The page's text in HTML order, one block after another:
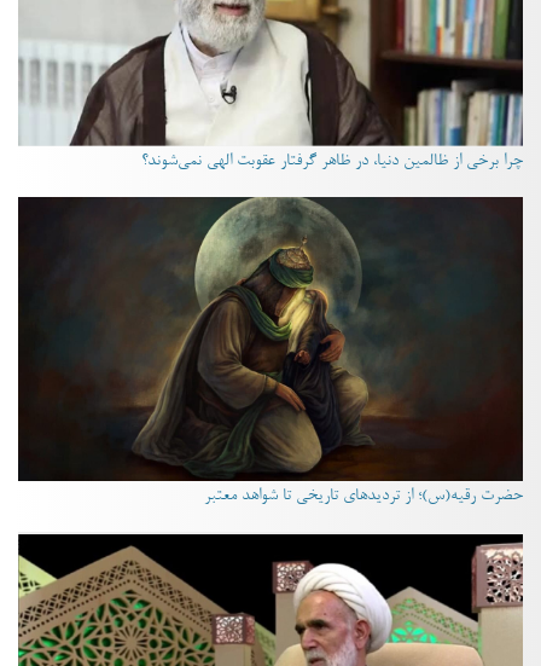
چرا برخی از ظالمین دنیا، در ظاهر گرفتار عقوبت الهی نمی‌شوند؟
حضرت رقیه(س)؛ از تردیدهای تاریخی تا شواهد معتبر